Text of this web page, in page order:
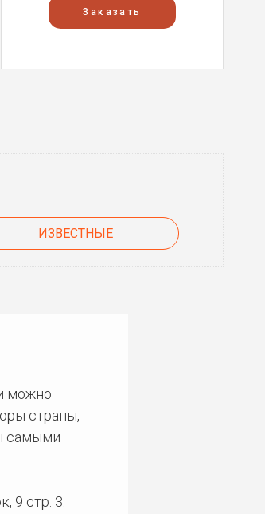
Заказать
ИЗВЕСТНЫЕ
можно
страны,
самыми
9 стр. 3.